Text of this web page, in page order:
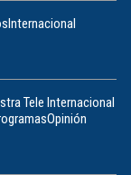
Internacional
Tele Internacional
Opinión